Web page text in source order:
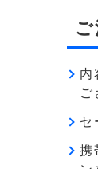
内
ご
セ
携